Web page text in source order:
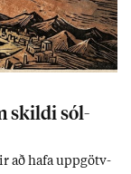
skildi sól­
að hafa upp­götv­